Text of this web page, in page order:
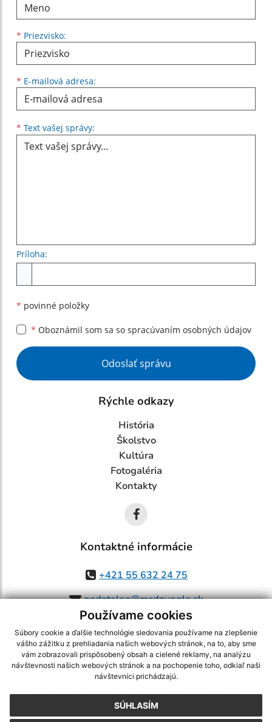
Používame cookies
Súbory cookie a ďalšie technológie sledovania používame na zlepšenie
vášho zážitku z prehliadania našich webových stránok, na to, aby sme
vám zobrazovali prispôsobený obsah a cielené reklamy, na analýzu
návštevnosti našich webových stránok a na pochopenie toho, odkiaľ naši
návštevníci prichádzajú.
SÚHLASÍM
* Priezvisko:
* E-mailová adresa:
* Text vašej správy:
Príloha:
* povinné položky
* Oboznámil som sa so spracúvaním osobných údajov
Google reCaptcha Response
Odoslať správu
Rýchle odkazy
História
Školstvo
Kultúra
Fotogaléria
Kontakty
Kontaktné informácie
+421 55 632 24 75
podatelna@mcdzungla.sk
využite možnosť získavania aktuálnych informácií s využitím RSS
CMS systém (redakčný) systém ECHELON 2,Mapa stránok,web portál
webex.digital, s.r.o.,domény,registrácia domény
Posledná aktualizácia:05.08.2026